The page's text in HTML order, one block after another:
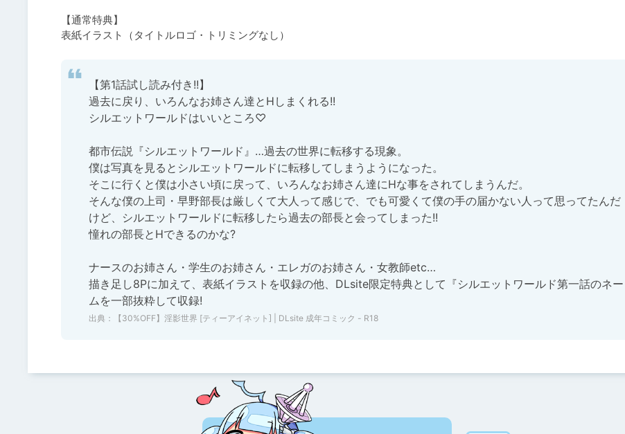
【通常特典】
表紙イラスト（タイトルロゴ・トリミングなし）
【第1話試し読み付き!!】
過去に戻り、いろんなお姉さん達とHしまくれる!!
シルエットワールドはいいところ♡
都市伝説『シルエットワールド』…過去の世界に転移する現象。
僕は写真を見るとシルエットワールドに転移してしまうようになった。
そこに行くと僕は小さい頃に戻って、いろんなお姉さん達にHな事をされてしまうんだ。
そんな僕の上司・早野部長は厳しくて大人って感じで、でも可愛くて僕の手の届かない人って思ってたんだ
けど、シルエットワールドに転移したら過去の部長と会ってしまった!!
憧れの部長とHできるのかな?
ナースのお姉さん・学生のお姉さん・エレガのお姉さん・女教師etc…
描き足し8Pに加えて、表紙イラストを収録の他、DLsite限定特典として『シルエットワールド第一話のネー
出典： 【30%OFF】淫影世界 [ティーアイネット] | DLsite 成年コミック - R18